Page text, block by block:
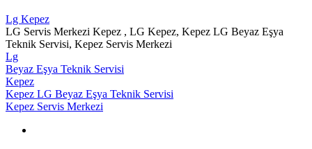
Lg Kepez
LG Servis Merkezi Kepez , LG Kepez, Kepez LG Beyaz Eşya
Teknik Servisi, Kepez Servis Merkezi
Lg
Beyaz Eşya Teknik Servisi
Kepez
Kepez LG Beyaz Eşya Teknik Servisi
Kepez Servis Merkezi